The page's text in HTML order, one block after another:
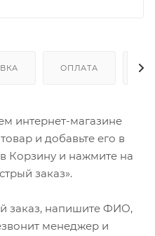
ОПЛАТА
интернет-магазине
и добавьте его в
Корзину и нажмите на
заказ».
заказ, напишите ФИО,
менеджер и